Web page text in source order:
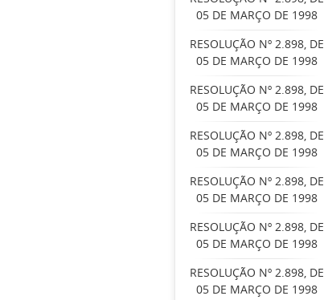
05 DE MARÇO DE 1998
RESOLUÇÃO Nº 2.898, DE
05 DE MARÇO DE 1998
RESOLUÇÃO Nº 2.898, DE
05 DE MARÇO DE 1998
RESOLUÇÃO Nº 2.898, DE
05 DE MARÇO DE 1998
RESOLUÇÃO Nº 2.898, DE
05 DE MARÇO DE 1998
RESOLUÇÃO Nº 2.898, DE
05 DE MARÇO DE 1998
RESOLUÇÃO Nº 2.898, DE
05 DE MARÇO DE 1998